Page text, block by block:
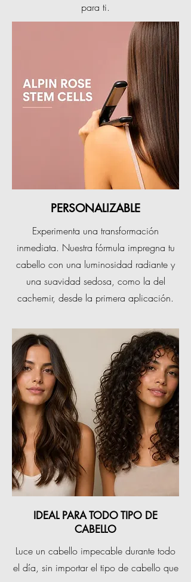
para ti.
PERSONALIZABLE
Experimenta una transformación
inmediata. Nuestra fórmula impregna tu
cabello con una luminosidad radiante y
una suavidad sedosa, como la del
cachemir, desde la primera aplicación.
IDEAL PARA TODO TIPO DE
CABELLO
Luce un cabello impecable durante todo
el día, sin importar el tipo de cabello que